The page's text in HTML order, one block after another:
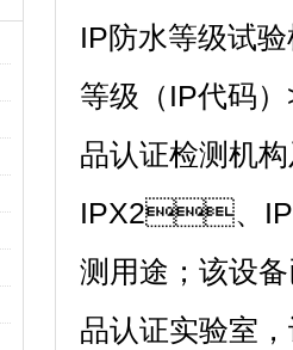
IP防水等级试
等级（IP代码
品认证检测机
IPX2、
测用途；该
品认证实验室